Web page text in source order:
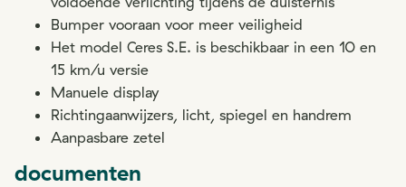
Bumper vooraan voor meer veiligheid
Het model Ceres S.E. is beschikbaar in een 10 en
15 km/u versie
Manuele display
Richtingaanwijzers, licht, spiegel en handrem
Aanpasbare zetel
documenten